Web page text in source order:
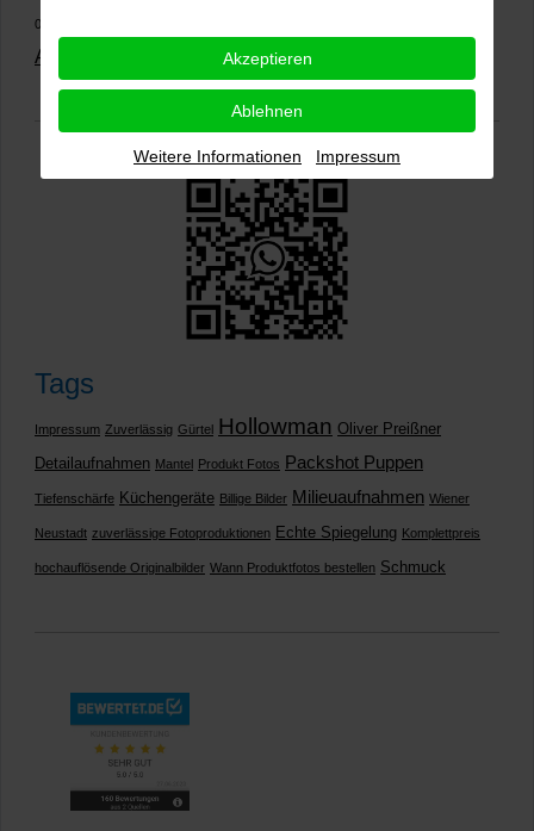
02.01.2026)
Alle Rezensionen ansehen|Bewertung abgeben
Tags
Impressum Zuverlässig Gürtel Hollowman Oliver Preißner
Detailaufnahmen Mantel Produkt Fotos Packshot Puppen
Tiefenschärfe Küchengeräte Billige Bilder Milieuaufnahmen Wiener
Neustadt zuverlässige Fotoproduktionen Echte Spiegelung Komplettpreis
hochauflösende Originalbilder Wann Produktfotos bestellen Schmuck
Akzeptieren
Ablehnen
Weitere Informationen Impressum